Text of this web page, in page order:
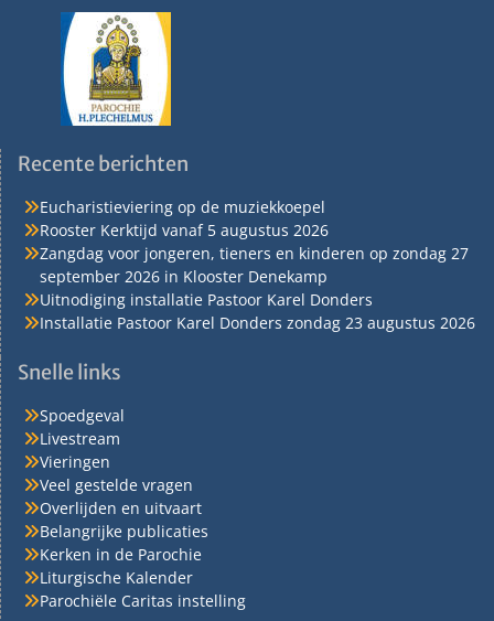
Recente berichten
Eucharistieviering op de muziekkoepel
Rooster Kerktijd vanaf 5 augustus 2026
Zangdag voor jongeren, tieners en kinderen op zondag 27
september 2026 in Klooster Denekamp
Uitnodiging installatie Pastoor Karel Donders
Installatie Pastoor Karel Donders zondag 23 augustus 2026
Snelle links
Spoedgeval
Livestream
Vieringen
Veel gestelde vragen
Overlijden en uitvaart
Belangrijke publicaties
Kerken in de Parochie
Liturgische Kalender
Parochiële Caritas instelling